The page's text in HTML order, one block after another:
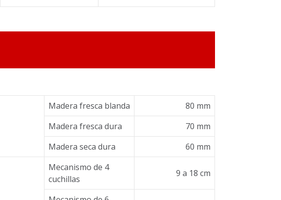
Madera fresca blanda
80 mm
Madera fresca dura
70 mm
Madera seca dura
60 mm
Mecanismo de 4
cuchillas
9 a 18 cm